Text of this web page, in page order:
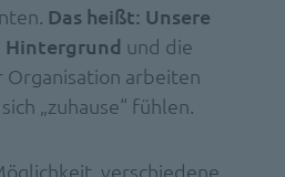
Das heißt: Unsere
Hintergrund und die
arbeiten
„zuhause“ fühlen.
verschiedene